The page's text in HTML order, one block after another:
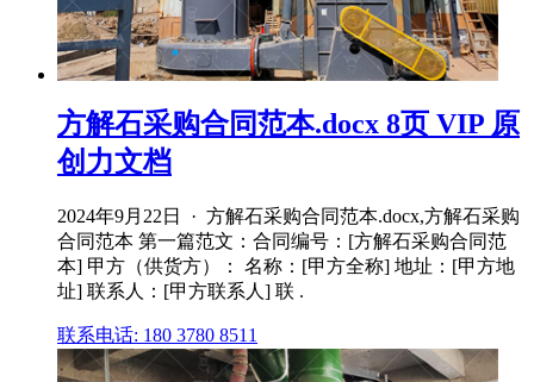
方解石采购合同范本.docx 8页 VIP 原
创力文档
2024年9月22日 · 方解石采购合同范本.docx,方解石采购
合同范本 第一篇范文：合同编号：[方解石采购合同范
本] 甲方（供货方）： 名称：[甲方全称] 地址：[甲方地
址] 联系人：[甲方联系人] 联 .
联系电话: 180 3780 8511